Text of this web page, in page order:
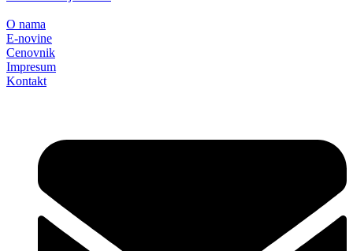
O nama
E-novine
Cenovnik
Impresum
Kontakt